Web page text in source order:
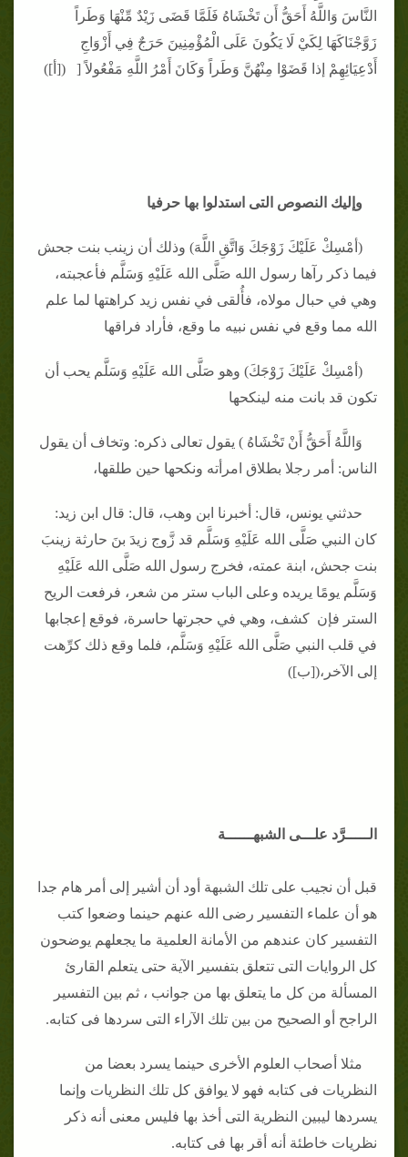
النَّاسَ وَاللَّهُ أَحَقُّ أَن تَخْشَاهُ فَلَمَّا قَضَى زَيْدٌ مِّنْهَا وَطَراً
زَوَّجْنَاكَهَا لِكَيْ لَا يَكُونَ عَلَى الْمُؤْمِنِينَ حَرَجٌ فِي أَزْوَاجِ
أَدْعِيَائِهِمْ إذا قَضَوْا مِنْهُنَّ وَطَراً وَكَانَ أَمْرُ اللَّهِ مَفْعُولاً [ ([أ])
وإليك النصوص التى استدلوا بها حرفيا
(أمْسِكْ عَلَيْكَ زَوْجَكَ وَاتَّقِ اللَّهَ) وذلك أن زينب بنت جحش
فيما ذكر رآها رسول الله صَلَّى الله عَلَيْهِ وَسَلَّم فأعجبته،
وهي في حبال مولاه، فأُلقى في نفس زيد كراهتها لما علم
الله مما وقع في نفس نبيه ما وقع، فأراد فراقها
(أمْسِكْ عَلَيْكَ زَوْجَكَ) وهو صَلَّى الله عَلَيْهِ وَسَلَّم يحب أن
تكون قد بانت منه لينكحها
وَاللَّهُ أَحَقُّ أَنْ تَخْشَاهُ ) يقول تعالى ذكره: وتخاف أن يقول
الناس: أمر رجلا بطلاق امرأته ونكحها حين طلقها،
حدثني يونس، قال: أخبرنا ابن وهب، قال: قال ابن زيد:
كان النبي صَلَّى الله عَلَيْهِ وَسَلَّم قد زَّوج زيدَ بنَ حارثة زينبَ
بنت جحش، ابنة عمته، فخرج رسول الله صَلَّى الله عَلَيْهِ
وَسَلَّم يومًا يريده وعلى الباب ستر من شعر، فرفعت الريح
الستر فإن كشف، وهي في حجرتها حاسرة، فوقع إعجابها
في قلب النبي صَلَّى الله عَلَيْهِ وَسَلَّم، فلما وقع ذلك كرِّهت
إلى الآخر،([ب])
الـــــرَّد علـــى الشبهــــــة
قبل أن نجيب على تلك الشبهة أود أن أشير إلى أمر هام جدا
هو أن علماء التفسير رضى الله عنهم حينما وضعوا كتب
التفسير كان عندهم من الأمانة العلمية ما يجعلهم يوضحون
كل الروايات التى تتعلق بتفسير الآية حتى يتعلم القارئ
المسألة من كل ما يتعلق بها من جوانب ، ثم بين التفسير
الراجح أو الصحيح من بين تلك الآراء التى سردها فى كتابه.
مثلا أصحاب العلوم الأخرى حينما يسرد بعضا من
النظريات فى كتابه فهو لا يوافق كل تلك النظريات وإنما
يسردها ليبين النظرية التى أخذ بها فليس معنى أنه ذكر
نظريات خاطئة أنه أقر بها فى كتابه.